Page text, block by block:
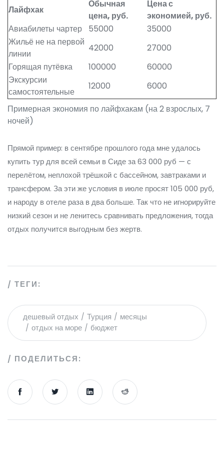
Примерная экономия по лайфхакам (на 2 взрослых, 7
ночей)
Лайфхак
Обычная
цена, руб.
Цена с
экономией, руб.
Авиабилеты чартер
55000
35000
Жильё не на первой
линии
42000
27000
Горящая путёвка
100000
60000
Экскурсии
самостоятельные
12000 6000
Прямой пример: в сентябре прошлого года мне удалось
купить тур для всей семьи в Сиде за 63 000 руб — с
перелётом, неплохой трёшкой с бассейном, завтраками и
трансфером. За эти же условия в июле просят 105 000 руб,
и народу в отеле раза в два больше. Так что не игнорируйте
низкий сезон и не ленитесь сравнивать предложения, тогда
отдых получится выгодным без жертв.
ТЕГИ:
дешевый отдых Турция
месяцы
отдых на море
бюджет
ПОДЕЛИТЬСЯ: